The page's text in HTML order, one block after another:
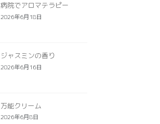
病院でアロマテラピー
2026年6月18日
ジャスミンの香り
2026年6月16日
万能クリーム
2026年6月8日